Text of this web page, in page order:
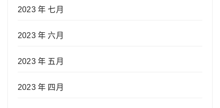
2023 年 七月
2023 年 六月
2023 年 五月
2023 年 四月